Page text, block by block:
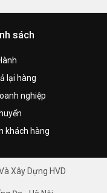
sách
lại hàng
nghiệp
khách hàng
Xây Dựng HVD